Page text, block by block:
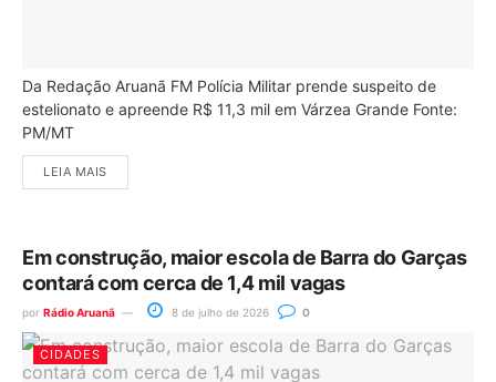
Da Redação Aruanã FM Polícia Militar prende suspeito de
estelionato e apreende R$ 11,3 mil em Várzea Grande Fonte:
PM/MT
LEIA MAIS
Em construção, maior escola de Barra do Garças
contará com cerca de 1,4 mil vagas
por Rádio Aruanã 8 de julho de 2026 0
CIDADES